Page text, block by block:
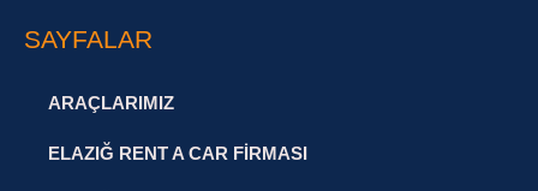
SAYFALAR
ARAÇLARIMIZ
ELAZIĞ RENT A CAR FIRMASI